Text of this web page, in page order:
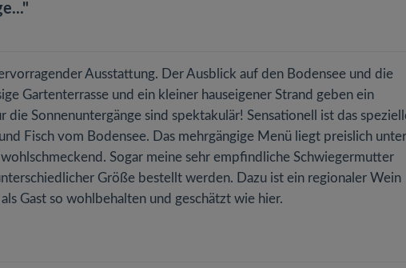
Ausstattung. Der Ausblick auf den Bodensee und die
Gartenterrasse und ein kleiner hauseigener Strand geben ein
Sonnenuntergänge sind spektakulär! Sensationell ist das
Fisch vom Bodensee. Das mehrgängige Menü liegt preislich unter
Sogar meine sehr empfindliche Schwiegermutter
Größe bestellt werden. Dazu ist ein regionaler Wein
Gast so wohlbehalten und geschätzt wie hier.